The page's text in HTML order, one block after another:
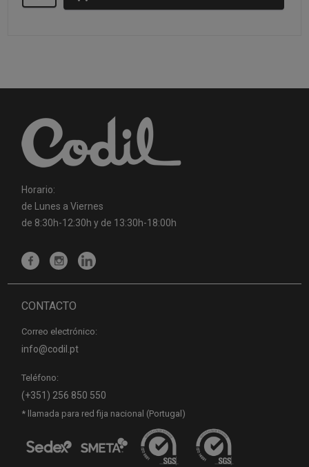
Horario:
de Lunes a Viernes
de 8:30h-12:30h y de 13:30h-18:00h
CONTACTO
Correo electrónico:
info@codil.pt
Teléfono:
(+351) 256 850 550
* llamada para red fija nacional (Portugal)